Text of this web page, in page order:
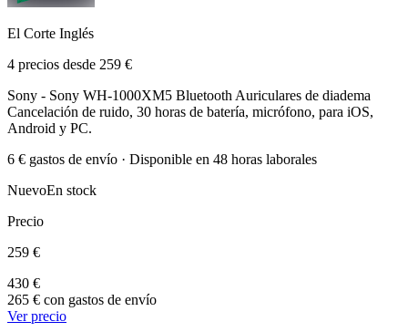
El Corte Inglés
4 precios desde 259 €
Sony - Sony WH-1000XM5 Bluetooth Auriculares de diadema
Cancelación de ruido, 30 horas de batería, micrófono, para iOS,
Android y PC.
6 € gastos de envío · Disponible en 48 horas laborales
NuevoEn stock
Precio
259 €
430 €
265 € con gastos de envío
Ver precio